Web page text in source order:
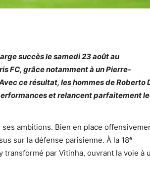
succès le samedi 23 août au
FC, grâce notamment à un Pierre-
ce résultat, les hommes de Roberto
et relancent parfaitement
ambitions. Bien en place
sur la défense parisienne. À la 18ᵉ
transformé par Vitinha, ouvrant la voie à